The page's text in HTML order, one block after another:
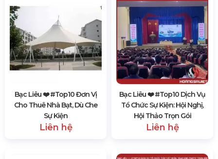
Bạc Liêu ❤️️ #top10 Đơn Vị
Cho Thuê Nhà Bạt, Dù Che
Sự Kiện
Liên hệ
Bạc Liêu ❤️️ #top10 Dịch Vụ
Tổ Chức Sự Kiện: Hội Nghị,
Hội Thảo Trọn Gói
Liên hệ